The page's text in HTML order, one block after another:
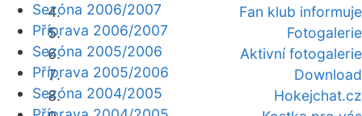
Fan klub informuje
Fotogalerie
Aktivní fotogalerie
Download
Hokejchat.cz
Sezóna 2006/2007
Příprava 2006/2007
Sezóna 2005/2006
Příprava 2005/2006
Sezóna 2004/2005